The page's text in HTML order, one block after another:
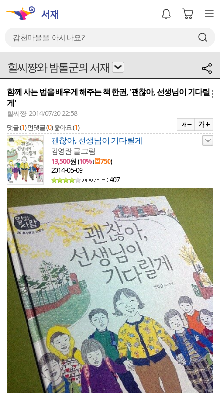
힐씨쨩와 밤톨군의 서재
함께 사는 법을 배우게 해주는 책 한권, '괜찮아, 선생님이 기다릴
게'
힐씨쨩 2014/07/20 22:58
댓글 (1) 먼댓글 (0) 좋아요 (1)
괜찮아, 선생님이 기다릴게
김영란 글.그림
13,500원 (10%↓ 750)
2014-05-09
: 407